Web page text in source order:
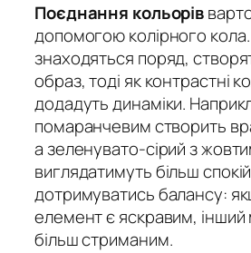
Поєднання кольорів
допомогою колірного кола.
знаходяться поряд,
образ, тоді як контрастні
додадуть динаміки.
помаранчевим створить
а зеленувато-сірий з
виглядатимуть більш
дотримуватись балансу:
елемент є яскравим,
більш стриманим.